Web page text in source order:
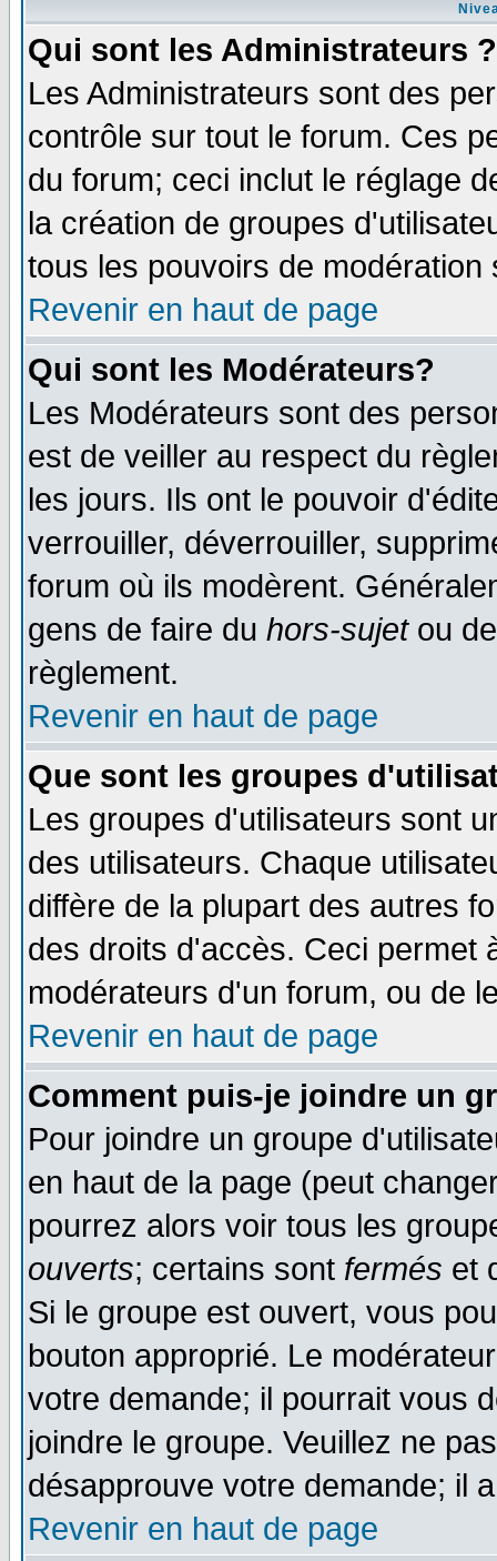
Qui sont les Administrateurs ?
Les Administrateurs sont des
contrôle sur tout le forum. Ces
du forum; ceci inclut le réglage
la création de groupes
tous les pouvoirs de modération
Revenir en haut de page
Qui sont les Modérateurs?
Les Modérateurs sont des
est de veiller au respect du
les jours. Ils ont le pouvoir
verrouiller, déverrouiller,
forum où ils modèrent.
gens de faire du hors-sujetou
règlement.
Revenir en haut de page
Que sont les groupes
Les groupes d'utilisateurs sont
des utilisateurs. Chaque
diffère de la plupart des autres
des droits d'accès. Ceci permet
modérateurs d'un forum, ou de
Revenir en haut de page
Comment puis-je joindre un
Pour joindre un groupe
en haut de la page (peut
pourrez alors voir tous les
ouverts; certains sont fermés et
Si le groupe est ouvert, vous
bouton approprié. Le
votre demande; il pourrait vous
joindre le groupe. Veuillez ne
désapprouve votre demande; il
Revenir en haut de page